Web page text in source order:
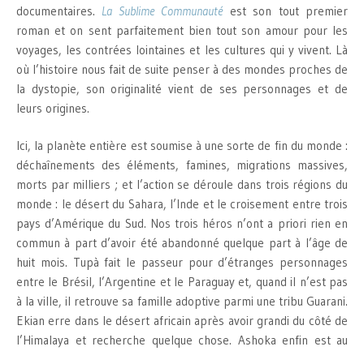
documentaires. La Sublime Communautéest son tout premier
roman et on sent parfaitement bien tout son amour pour les
voyages, les contrées lointaines et les cultures qui y vivent. Là
où l’histoire nous fait de suite penser à des mondes proches de
la dystopie, son originalité vient de ses personnages et de
leurs origines.
Ici, la planète entière est soumise à une sorte de fin du monde :
déchaînements des éléments, famines, migrations massives,
morts par milliers ; et l’action se déroule dans trois régions du
monde : le désert du Sahara, l’Inde et le croisement entre trois
pays d’Amérique du Sud. Nos trois héros n’ont a priori rien en
commun à part d’avoir été abandonné quelque part à l’âge de
huit mois. Tupà fait le passeur pour d’étranges personnages
entre le Brésil, l’Argentine et le Paraguay et, quand il n’est pas
à la ville, il retrouve sa famille adoptive parmi une tribu Guarani.
Ekian erre dans le désert africain après avoir grandi du côté de
l’Himalaya et recherche quelque chose. Ashoka enfin est au